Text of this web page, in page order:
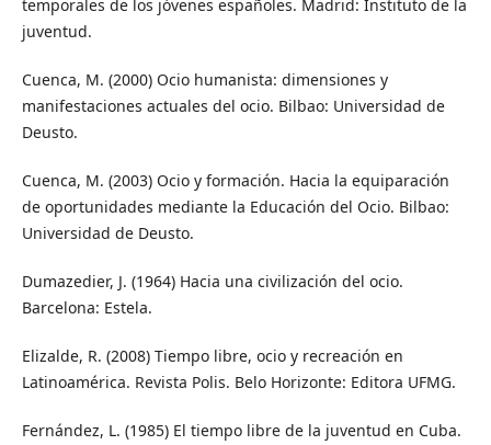
temporales de los jóvenes españoles. Madrid: Instituto de la
juventud.
Cuenca, M. (2000) Ocio humanista: dimensiones y
manifestaciones actuales del ocio. Bilbao: Universidad de
Deusto.
Cuenca, M. (2003) Ocio y formación. Hacia la equiparación
de oportunidades mediante la Educación del Ocio. Bilbao:
Universidad de Deusto.
Dumazedier, J. (1964) Hacia una civilización del ocio.
Barcelona: Estela.
Elizalde, R. (2008) Tiempo libre, ocio y recreación en
Latinoamérica. Revista Polis. Belo Horizonte: Editora UFMG.
Fernández, L. (1985) El tiempo libre de la juventud en Cuba.